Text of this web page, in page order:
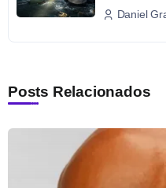
Daniel
Posts Relacionados